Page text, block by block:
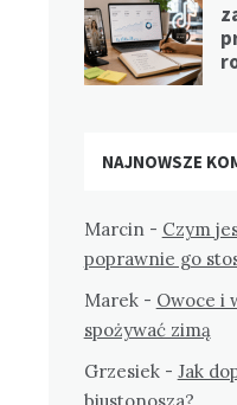
NAJNOWSZE
Marcin- Czym
poprawnie go
Marek- Owoce i
spożywać zimą
Grzesiek- Jak